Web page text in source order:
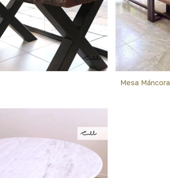
Mesa Máncora